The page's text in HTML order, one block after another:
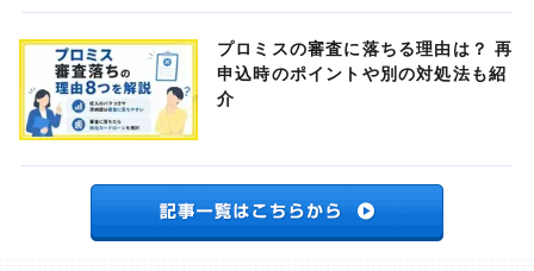
プロミスの審査に落ちる理由は？ 再
申込時のポイントや別の対処法も紹
介